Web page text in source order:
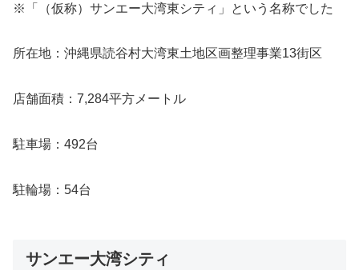
※「（仮称）サンエー大湾東シティ」という名称でした
所在地：沖縄県読谷村大湾東土地区画整理事業13街区
店舗面積：7,284平方メートル
駐車場：492台
駐輪場：54台
サンエー大湾シティ